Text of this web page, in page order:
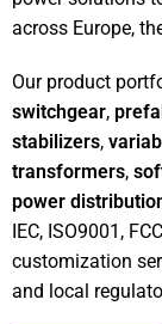
across Europe,
Our product
switchgear,
stabilizers,
transformers,
power
IEC, ISO9001,
customization
and local